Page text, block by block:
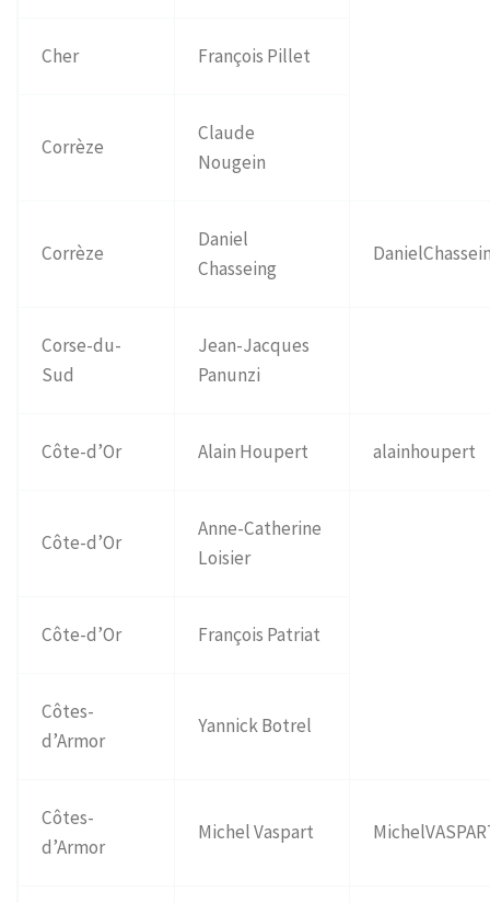
Cher François Pillet
Corrèze
Claude
Nougein
Corrèze
Daniel
Chasseing
Corse-du-
Sud
Jean-Jacques
Panunzi
Côte-d’Or Alain Houpert alainhoupert
Côte-d’Or
Anne-Catherine
Loisier
Côte-d’Or François Patriat
Côtes-
d’Armor
Yannick Botrel
Côtes-
d’Armor
Michel Vaspart